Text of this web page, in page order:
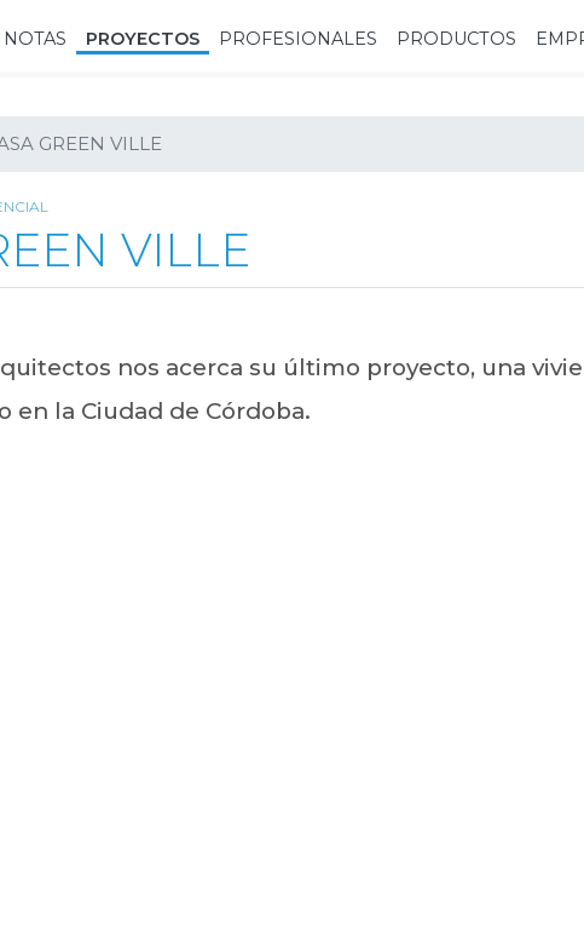
NOTAS PROYECTOS PROFESIONALES PRODUCTOS
GREEN VILLE
VILLE
nos acerca su último proyecto, una
en la Ciudad de Córdoba.